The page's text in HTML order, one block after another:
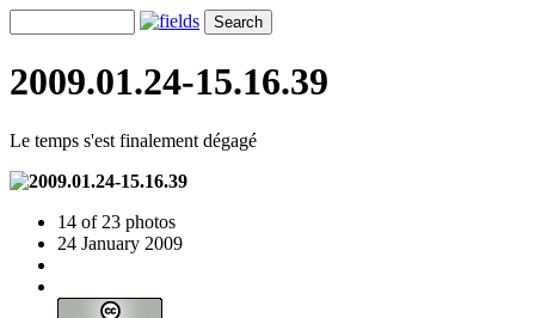
2009.01.24-15.16.39
Le temps s'est finalement dégagé
14 of 23 photos
24 January 2009